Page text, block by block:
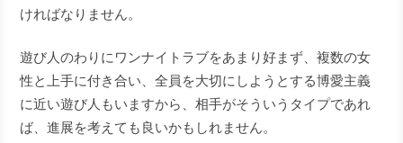
ければなりません。
遊び人のわりにワンナイトラブをあまり好まず、複数の女
性と上手に付き合い、全員を大切にしようとする博愛主義
に近い遊び人もいますから、相手がそういうタイプであれ
ば、進展を考えても良いかもしれません。